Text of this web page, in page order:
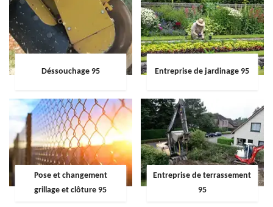
Déssouchage 95 Entreprise de jardinage 95
Pose et changement
grillage et clôture 95
Entreprise de terrassement
95